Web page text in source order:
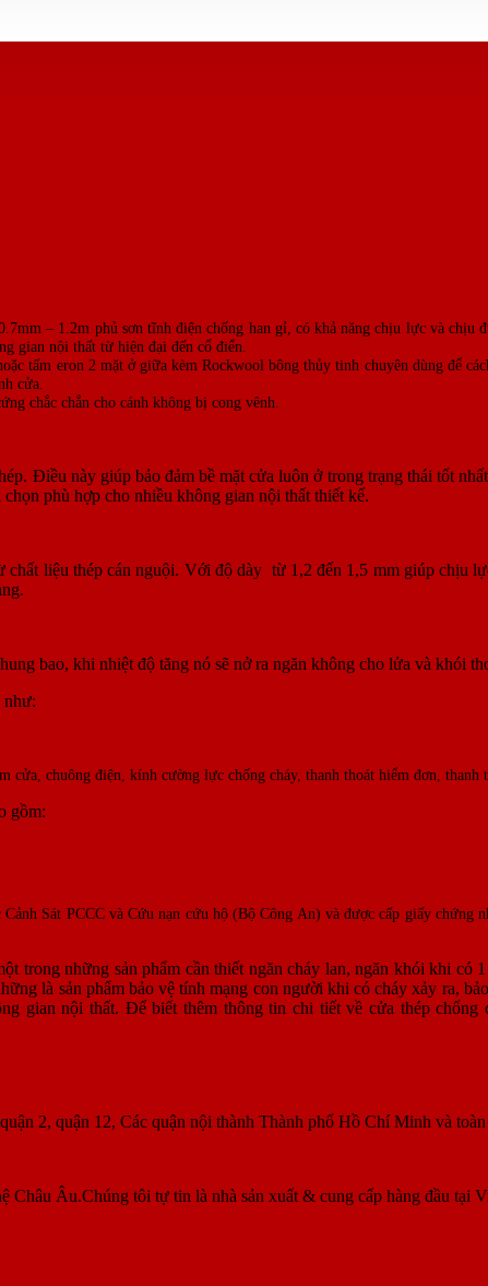
– 1.2m phủ sơn tĩnh điện chống han gỉ, có khả năng chịu lực và chịu
gian nội thất từ hiện đại đến cổ điển.
tấm eron 2 mặt ở giữa kèm Rockwool bông thủy tinh chuyên dùng để
cửa.
chắc chắn cho cánh không bị cong vênh.
Điều này giúp bảo đảm bề mặt cửa luôn ở trong trạng thái tốt
phù hợp cho nhiều không gian nội thất thiết kế.
liệu thép cán nguội. Với độ dày từ 1,2 đến 1,5 mm giúp chịu
bao, khi nhiệt độ tăng nó sẽ nở ra ngăn không cho lửa và khói
như:
cửa, chuông điện, kính cường lực chống cháy, thanh thoát hiểm đơn,
gồm:
Sát PCCC và Cứu nạn cứu hộ (Bộ Công An) và được cấp giấy chứng
trong những sản phẩm cần thiết ngăn cháy lan, ngăn khói khi có
là sản phẩm bảo vệ tính mạng con người khi có cháy xảy ra,
gian nội thất. Để biết thêm thông tin chi tiết về cửa thép
2, quận 12, Các quận nội thành Thành phố Hồ Chí Minh và
Châu Âu.Chúng tôi tự tin là nhà sản xuất & cung cấp hàng đầu tại